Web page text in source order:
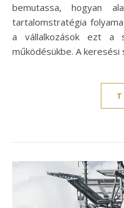
bemutassa, hogyan
tartalomstratégia
a vállalkozások ezt a
működésükbe. A keresési